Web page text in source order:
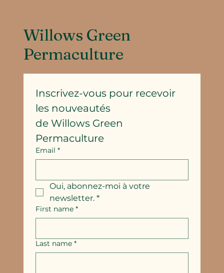
Willows Green
Permaculture
Inscrivez-vous pour recevoir
les nouveautés
de Willows Green
Permaculture
Email *
Oui, abonnez-moi à votre
newsletter. *
First name *
Last name *